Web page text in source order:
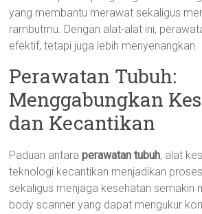
yang membantu merawat sekaligus
rambutmu. Dengan alat-alat ini,
efektif, tetapi juga lebih menyenangkan.
Perawatan Tubuh:
Menggabungkan
dan Kecantikan
Paduan antaraperawatan tubuh, alat
teknologi kecantikan menjadikan
sekaligus menjaga kesehatan semakin
body scanner yang dapat mengukur